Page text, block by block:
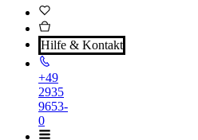
Hilfe & Kontakt
+49
2935
9653-
0